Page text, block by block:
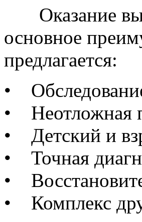
Оказание
основное
предлагается:
•
• Неотложная
• Детский и
• Точная
•
• Комплекс